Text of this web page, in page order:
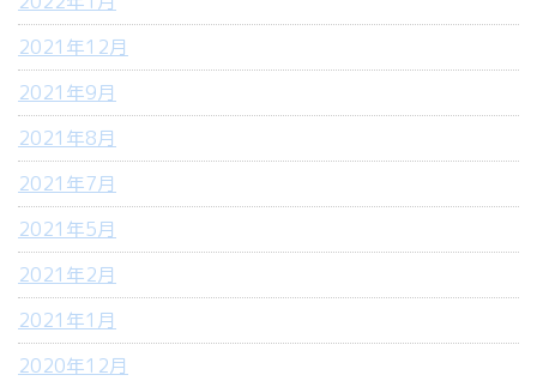
2021年12月
2021年9月
2021年8月
2021年7月
2021年5月
2021年2月
2021年1月
2020年12月